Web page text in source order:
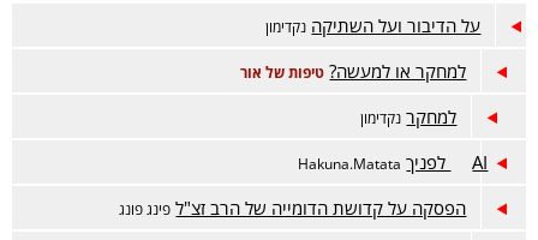
על הדיבור ועל השתיקה נקדימון
למחקר או למעשה? טיפות של אור
למחקר נקדימון
AI לפניך Hakuna.Matata
הפסקה על קדושת הדומייה של הרב זצ"ל פינג פונג